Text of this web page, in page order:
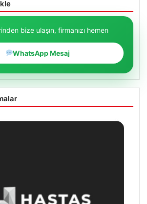
bize ulaşın, firmanızı hemen
WhatsApp Mesaj